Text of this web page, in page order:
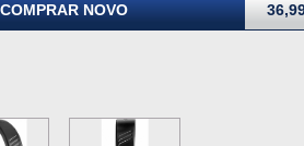
COMPRAR NOVO